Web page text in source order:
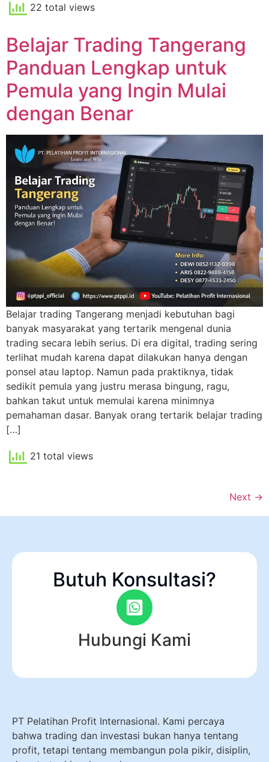
22 total views
Belajar Trading Tangerang
Panduan Lengkap untuk
Pemula yang Ingin Mulai
dengan Benar
Belajar trading Tangerang menjadi kebutuhan bagi
banyak masyarakat yang tertarik mengenal dunia
trading secara lebih serius. Di era digital, trading sering
terlihat mudah karena dapat dilakukan hanya dengan
ponsel atau laptop. Namun pada praktiknya, tidak
sedikit pemula yang justru merasa bingung, ragu,
bahkan takut untuk memulai karena minimnya
pemahaman dasar. Banyak orang tertarik belajar trading
[…]
21 total views
Next →
Butuh Konsultasi?
Hubungi Kami
PT Pelatihan Profit Internasional. Kami percaya
bahwa trading dan investasi bukan hanya tentang
profit, tetapi tentang membangun pola pikir, disiplin,